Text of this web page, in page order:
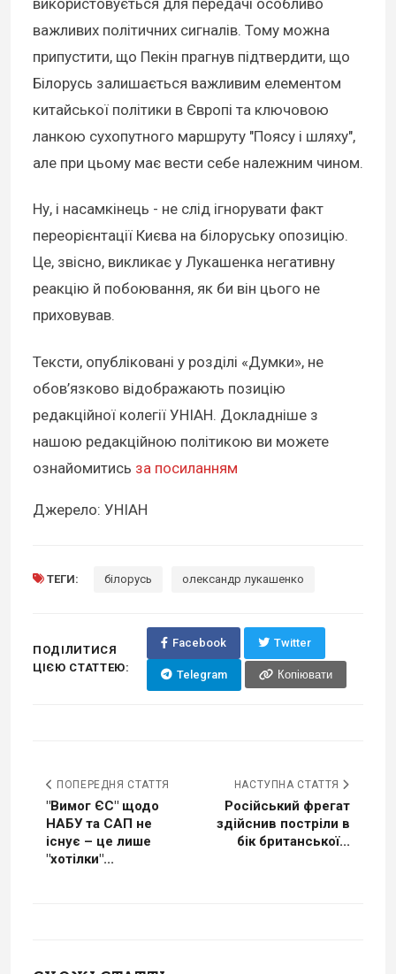
використовується для передачі особливо
важливих політичних сигналів. Тому можна
припустити, що Пекін прагнув підтвердити, що
Білорусь залишається важливим елементом
китайської політики в Європі та ключовою
ланкою сухопутного маршруту "Поясу і шляху",
але при цьому має вести себе належним чином.
Ну, і насамкінець - не слід ігнорувати факт
переорієнтації Києва на білоруську опозицію.
Це, звісно, викликає у Лукашенка негативну
реакцію й побоювання, як би він цього не
приховував.
Тексти, опубліковані у розділі «Думки», не
обов’язково відображають позицію
редакційної колегії УНІАН. Докладніше з
нашою редакційною політикою ви можете
ознайомитись за посиланням
Джерело: УНІАН
ТЕГИ: білорусь олександр лукашенко
ПОДІЛИТИСЯ
ЦІЄЮ СТАТТЕЮ:
Facebook Twitter
Telegram Копіювати
ПОПЕРЕДНЯ СТАТТЯ
"Вимог ЄС" щодо
НАБУ та САП не
існує – це лише
"хотілки"...
НАСТУПНА СТАТТЯ
Російський фрегат
здійснив постріли в
бік британської...